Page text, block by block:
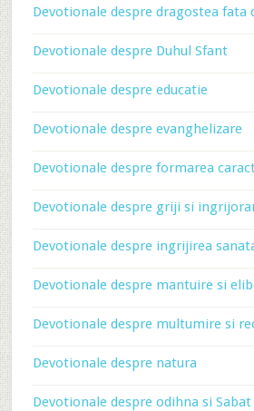
Devotionale despre dragostea fata
Devotionale despre Duhul Sfant
Devotionale despre educatie
Devotionale despre evanghelizare
Devotionale despre formarea
Devotionale despre griji si
Devotionale despre ingrijirea
Devotionale despre mantuire si
Devotionale despre multumire si
Devotionale despre natura
Devotionale despre odihna si Sabat